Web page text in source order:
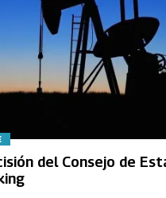
del Consejo de